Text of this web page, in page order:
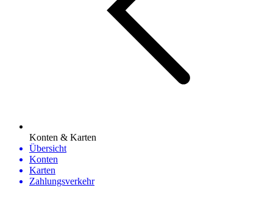
Konten & Karten
Übersicht
Konten
Karten
Zahlungsverkehr